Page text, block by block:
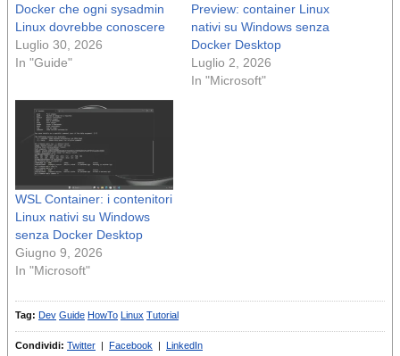
Docker che ogni sysadmin
Linux dovrebbe conoscere
Luglio 30, 2026
In "Guide"
Preview: container Linux
nativi su Windows senza
Docker Desktop
Luglio 2, 2026
In "Microsoft"
WSL Container: i contenitori
Linux nativi su Windows
senza Docker Desktop
Giugno 9, 2026
In "Microsoft"
Tag: Dev Guide HowTo Linux Tutorial
Condividi: Twitter | Facebook | LinkedIn